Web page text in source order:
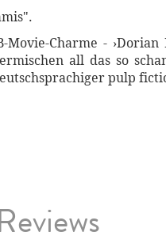
Charme -
all das so
pulp